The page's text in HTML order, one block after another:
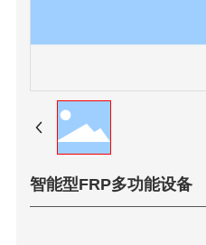
智能型FRP多功能设备